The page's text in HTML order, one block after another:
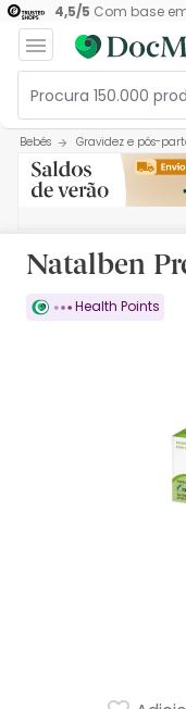
4,5/5 Com base
Bebés Gravidez e pós-
Natalben
Health Points